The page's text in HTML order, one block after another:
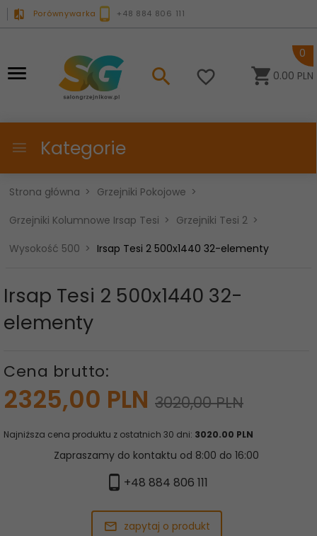
Porównywarka +48 884 806 111
0.00 PLN
0
Kategorie
Strona główna
Grzejniki Pokojowe
Grzejniki Kolumnowe Irsap Tesi
Grzejniki Tesi 2
Wysokość 500
Irsap Tesi 2 500x1440 32-elementy
Irsap Tesi 2 500x1440 32-
elementy
Cena brutto:
2325,00 PLN 3020,00 PLN
Najniższa cena produktu z ostatnich 30 dni: 3020.00 PLN
Zapraszamy do kontaktu od 8:00 do 16:00
+48 884 806 111
zapytaj o produkt